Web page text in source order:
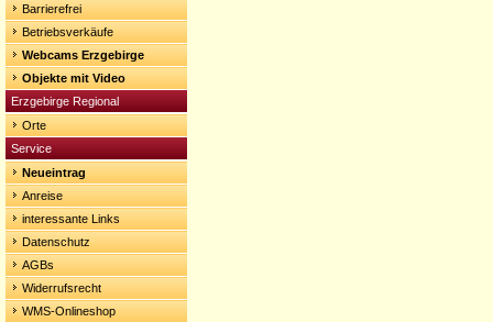
Barrierefrei
Betriebsverkäufe
Webcams Erzgebirge
Objekte mit Video
Erzgebirge Regional
Orte
Service
Neueintrag
Anreise
interessante Links
Datenschutz
AGBs
Widerrufsrecht
WMS-Onlineshop